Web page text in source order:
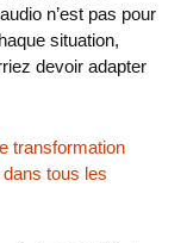
n’est pas pour
situation,
devoir adapter
transformation
tous les